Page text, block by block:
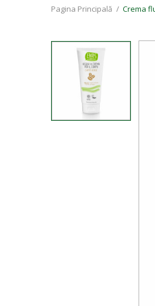
Pagina Principală / Crema